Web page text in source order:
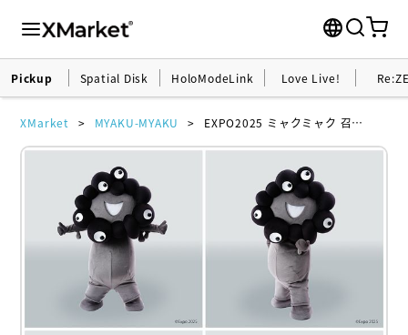
Pickup Spatial Disk HoloModeLink Love Live!
XMarket MYAKU-MYAKU EXPO2025 ミャクミャク 召喚 No.1 ～No.4 黒ミャクミャクバリューセット